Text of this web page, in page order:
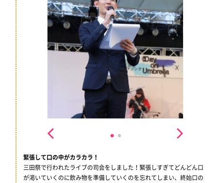
緊張して口の中がカラカラ！
三田祭で行われたライブの司会をしました！緊張しすぎてどんどん口
が渇いていくのに飲み物を準備していくのを忘れてしまい、終始口の